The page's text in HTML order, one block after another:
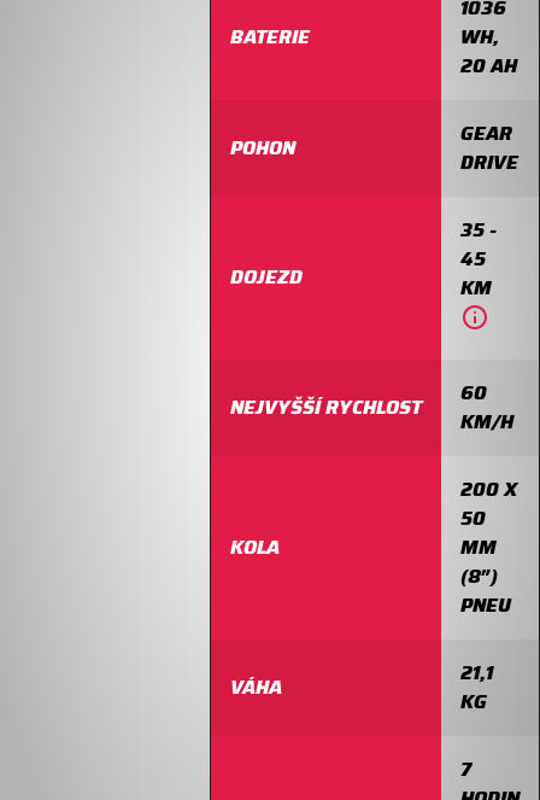
BATERIE
1036
WH,
20 AH
POHON
GEAR
DRIVE
DOJEZD
35 -
45
KM
NEJVYŠŠÍ RYCHLOST
60
KM/H
KOLA
200 X
50
MM
(8″)
PNEU
VÁHA
21,1
KG
7